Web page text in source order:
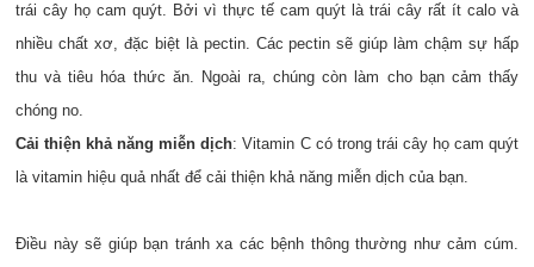
trái cây họ cam quýt. Bởi vì thực tế cam quýt là trái cây rất ít calo và
nhiều chất xơ, đặc biệt là pectin. Các pectin sẽ giúp làm chậm sự hấp
thu và tiêu hóa thức ăn. Ngoài ra, chúng còn làm cho bạn cảm thấy
chóng no.
Cải thiện khả năng miễn dịch: Vitamin C có trong trái cây họ cam quýt
là vitamin hiệu quả nhất để cải thiện khả năng miễn dịch của bạn.
Điều này sẽ giúp bạn tránh xa các bệnh thông thường như cảm cúm.